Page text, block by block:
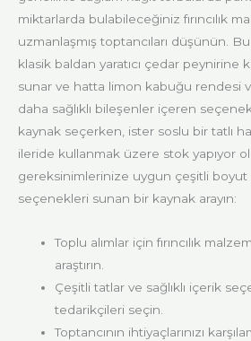
miktarlarda bulabileceğiniz fırıncılık
uzmanlaşmış toptancıları düşünün.
klasik baldan yaratıcı çedar peynirine
sunar ve hatta limon kabuğu rendesi
daha sağlıklı bileşenler içeren
kaynak seçerken, ister soslu bir tatlı
ileride kullanmak üzere stok yapıyor
gereksinimlerinize uygun çeşitli boyut
seçenekleri sunan bir kaynak arayın:
Toplu alımlar için fırıncılık
araştırın.
Çeşitli tatlar ve sağlıklı içerik
tedarikçileri seçin.
Toptancının ihtiyaçlarınızı